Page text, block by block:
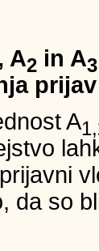
, A2 in A3
A
da so